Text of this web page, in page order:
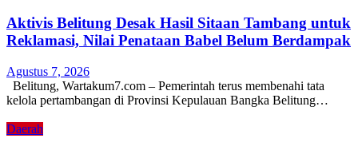
Aktivis Belitung Desak Hasil Sitaan Tambang untuk
Reklamasi, Nilai Penataan Babel Belum Berdampak
Agustus 7, 2026
Belitung, Wartakum7.com – Pemerintah terus membenahi tata
kelola pertambangan di Provinsi Kepulauan Bangka Belitung…
Daerah